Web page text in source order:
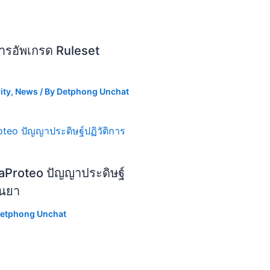
อัพเกรด Ruleset
, News / By Detphong Unchat
ปัญญาประดิษฐ์
ยา
Unchat